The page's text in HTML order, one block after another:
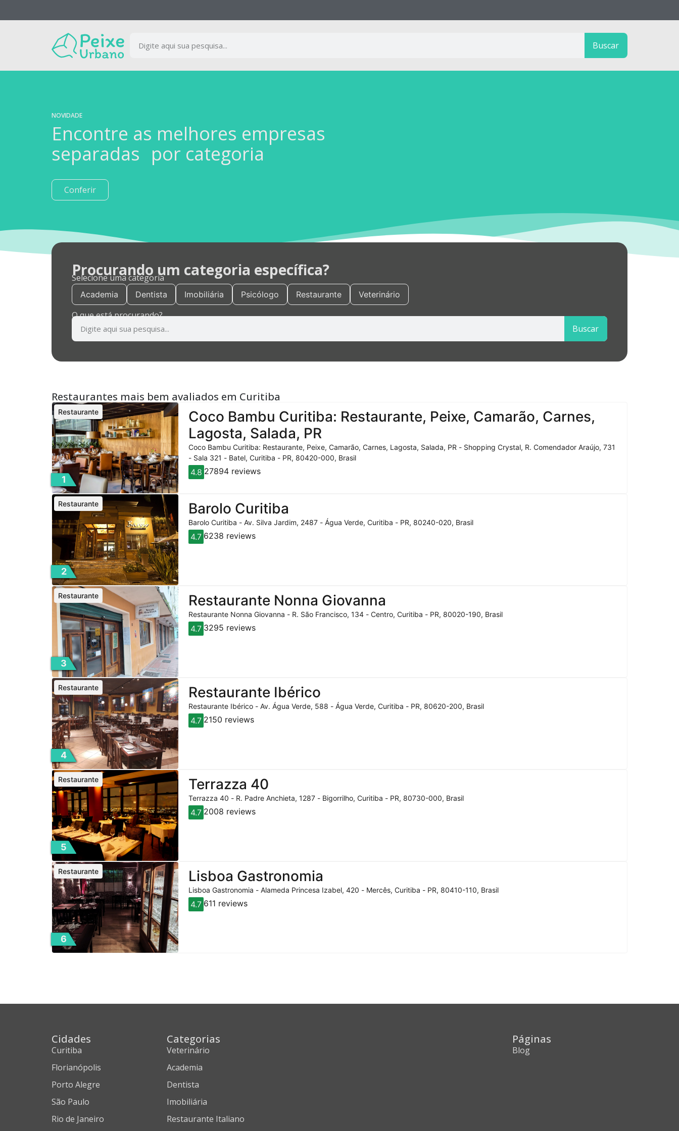
Buscar
NOVIDADE
Encontre as melhores empresas
separadas por categoria
Conferir
Procurando um categoria específica?
Selecione uma categoria
Academia Dentista Imobiliária Psicólogo Restaurante Veterinário
O que está procurando?
Buscar
Restaurantes mais bem avaliados em Curitiba
1
Coco Bambu Curitiba: Restaurante, Peixe, Camarão, Carnes,
Lagosta, Salada, PR
Restaurante
Coco Bambu Curitiba: Restaurante, Peixe, Camarão, Carnes, Lagosta, Salada, PR - Shopping Crystal, R. Comendador Araújo, 731
- Sala 321 - Batel, Curitiba - PR, 80420-000, Brasil
4.8 27894 reviews
2
Barolo Curitiba
Restaurante
Barolo Curitiba - Av. Silva Jardim, 2487 - Água Verde, Curitiba - PR, 80240-020, Brasil
4.7 6238 reviews
3
Restaurante Nonna Giovanna
Restaurante
Restaurante Nonna Giovanna - R. São Francisco, 134 - Centro, Curitiba - PR, 80020-190, Brasil
4.7 3295 reviews
4
Restaurante Ibérico
Restaurante
Restaurante Ibérico - Av. Água Verde, 588 - Água Verde, Curitiba - PR, 80620-200, Brasil
4.7 2150 reviews
5
Terrazza 40
Restaurante
Terrazza 40 - R. Padre Anchieta, 1287 - Bigorrilho, Curitiba - PR, 80730-000, Brasil
4.7 2008 reviews
6
Lisboa Gastronomia
Restaurante
Lisboa Gastronomia - Alameda Princesa Izabel, 420 - Mercês, Curitiba - PR, 80410-110, Brasil
4.7 611 reviews
Cidades
Curitiba
Florianópolis
Porto Alegre
São Paulo
Rio de Janeiro
Categorias
Veterinário
Academia
Dentista
Imobiliária
Restaurante Italiano
Páginas
Blog